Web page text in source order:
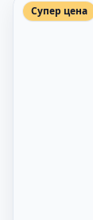
Супер цена